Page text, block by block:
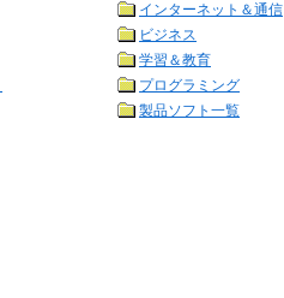
インターネット＆通信
ビジネス
学習＆教育
プログラミング
製品ソフト一覧